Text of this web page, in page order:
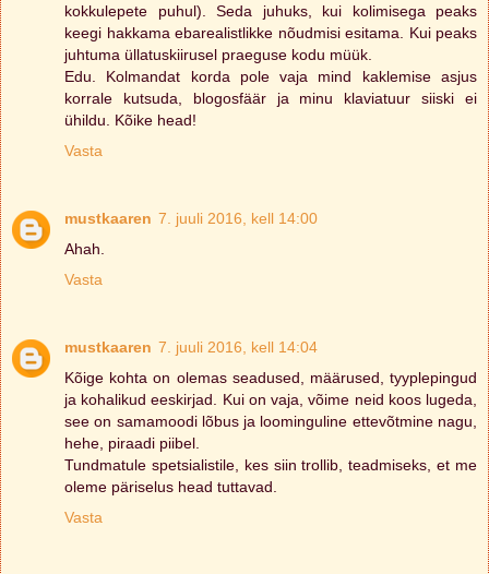
kokkulepete puhul). Seda juhuks, kui kolimisega peaks
keegi hakkama ebarealistlikke nõudmisi esitama. Kui peaks
juhtuma üllatuskiirusel praeguse kodu müük.
Edu. Kolmandat korda pole vaja mind kaklemise asjus
korrale kutsuda, blogosfäär ja minu klaviatuur siiski ei
ühildu. Kõike head!
Vasta
mustkaaren 7. juuli 2016, kell 14:00
Ahah.
Vasta
mustkaaren 7. juuli 2016, kell 14:04
Kõige kohta on olemas seadused, määrused, tyyplepingud
ja kohalikud eeskirjad. Kui on vaja, võime neid koos lugeda,
see on samamoodi lõbus ja loominguline ettevõtmine nagu,
hehe, piraadi piibel.
Tundmatule spetsialistile, kes siin trollib, teadmiseks, et me
oleme päriselus head tuttavad.
Vasta